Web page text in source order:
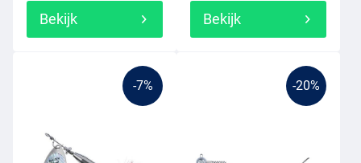
Bekijk Bekijk
-7% -20%